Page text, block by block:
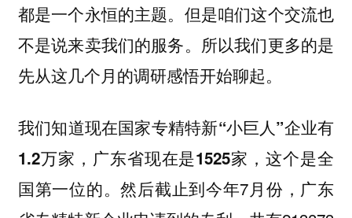
都是一个永恒的主题。但是咱们这个交流也
不是说来卖我们的服务。所以我们更多的是
先从这几个月的调研感悟开始聊起。
我们知道现在国家专精特新“小巨人”企业有
1.2万家，广东省现在是1525家，这个是全
国第一位的。然后截止到今年7月份，广东